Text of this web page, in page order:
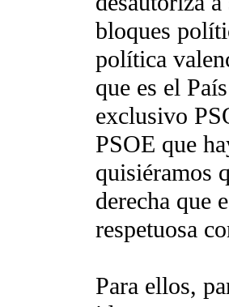
bloques
política
que es el
exclusivo
PSOE que
quisiéramos
derecha que
respetuosa
Para ellos,